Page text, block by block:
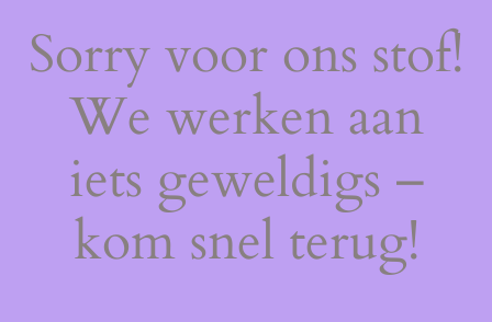
Sorry voor ons stof!
We werken aan
iets geweldigs –
kom snel terug!